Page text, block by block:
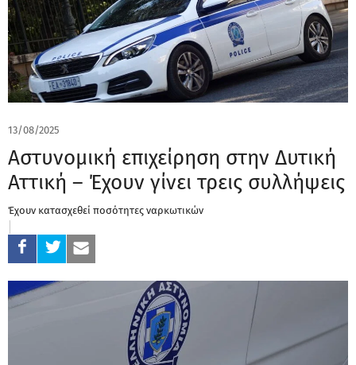
13/08/2025
Αστυνομική επιχείρηση στην Δυτική
Αττική – Έχουν γίνει τρεις συλλήψεις
Έχουν κατασχεθεί ποσότητες ναρκωτικών